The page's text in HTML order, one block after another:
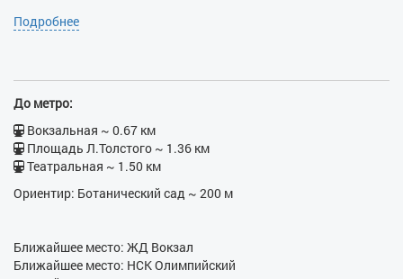
- Ванна
- Фен
- Электрочайник
- Кухонная плита
- Духовка
Подробнее
До метро:
Вокзальная ~ 0.67 км
Площадь Л.Толстого ~ 1.36 км
Театральная ~ 1.50 км
Ориентир: Ботанический сад ~ 200 м
Ближайшее место: ЖД Вокзал
Ближайшее место: НСК Олимпийский